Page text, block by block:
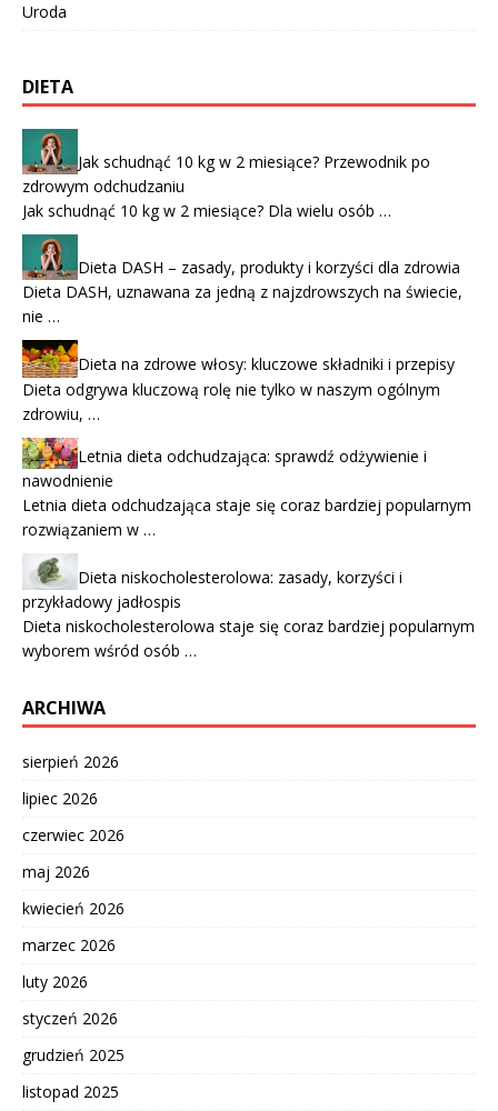
Uroda
DIETA
Jak schudnąć 10 kg w 2 miesiące? Przewodnik po
zdrowym odchudzaniu
Jak schudnąć 10 kg w 2 miesiące? Dla wielu osób …
Dieta DASH – zasady, produkty i korzyści dla zdrowia
Dieta DASH, uznawana za jedną z najzdrowszych na świecie,
nie …
Dieta na zdrowe włosy: kluczowe składniki i przepisy
Dieta odgrywa kluczową rolę nie tylko w naszym ogólnym
zdrowiu, …
Letnia dieta odchudzająca: sprawdź odżywienie i
nawodnienie
Letnia dieta odchudzająca staje się coraz bardziej popularnym
rozwiązaniem w …
Dieta niskocholesterolowa: zasady, korzyści i
przykładowy jadłospis
Dieta niskocholesterolowa staje się coraz bardziej popularnym
wyborem wśród osób …
ARCHIWA
sierpień 2026
lipiec 2026
czerwiec 2026
maj 2026
kwiecień 2026
marzec 2026
luty 2026
styczeń 2026
grudzień 2025
listopad 2025